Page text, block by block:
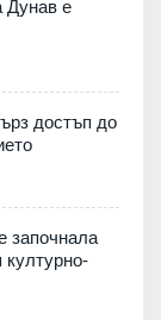
Дунав е
достъп до
започнала
културно-